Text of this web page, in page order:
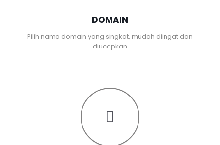
DOMAIN
Pilih nama domain yang singkat, mudah diingat dan
diucapkan